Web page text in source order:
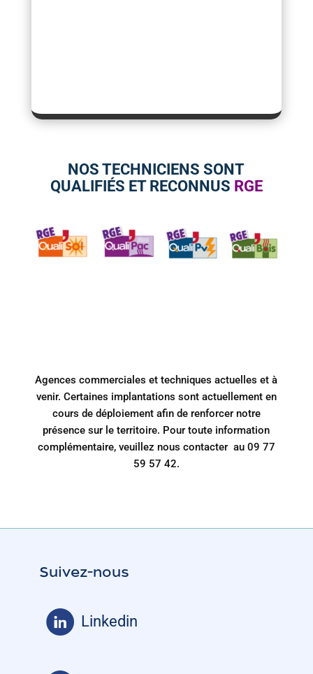
NOS TECHNICIENS SONT
QUALIFIÉS ET RECONNUS RGE
Agences commerciales et techniques actuelles et à
venir. Certaines implantations sont actuellement en
cours de déploiement afin de renforcer notre
présence sur le territoire. Pour toute information
complémentaire, veuillez nous contacter au 09 77
59 57 42.
Suivez-nous
Linkedin